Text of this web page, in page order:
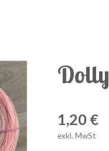
Dolly
1,20 €
exkl. MwSt